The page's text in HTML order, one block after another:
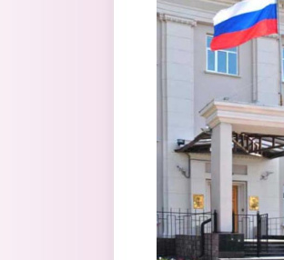
Перейти к основному содержанию